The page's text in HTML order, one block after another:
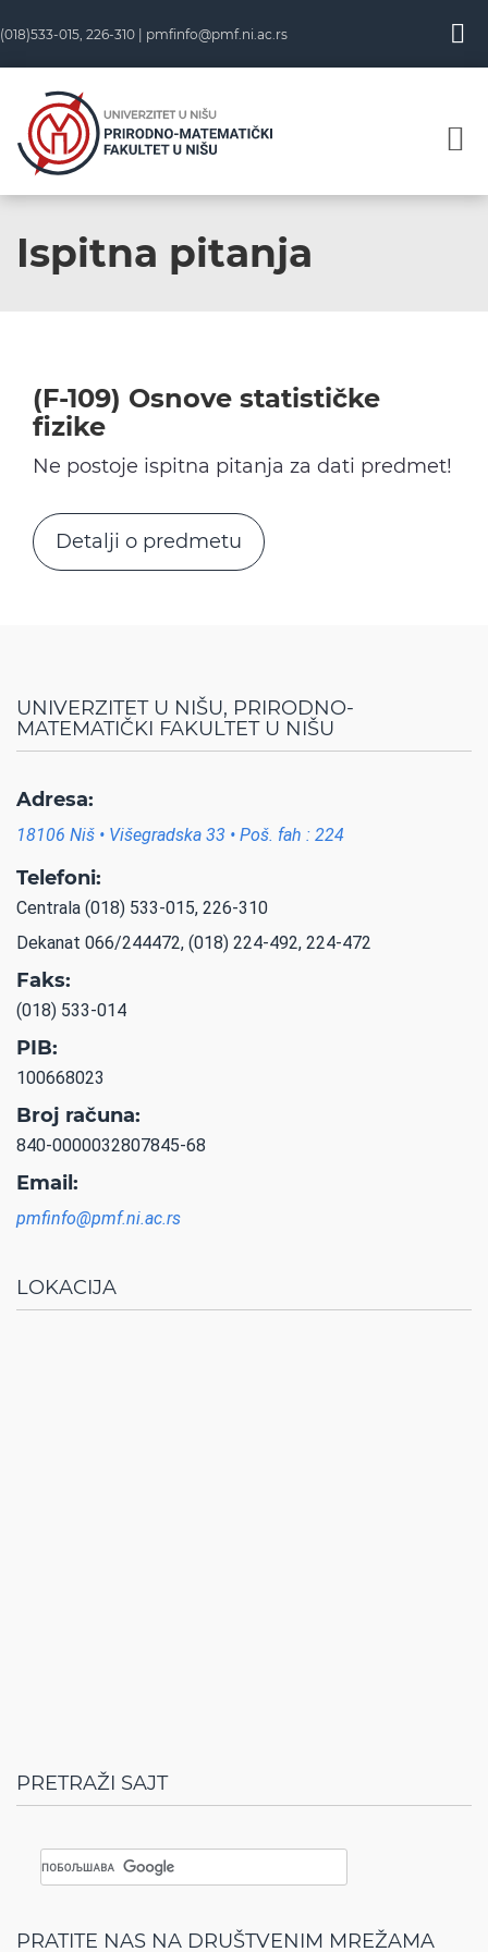
to
content
(018)533-015, 226-310 | pmfinfo@pmf.ni.ac.rs
Ispitna pitanja
(F-109) Osnove statističke
fizike
Ne postoje ispitna pitanja za dati predmet!
Detalji o predmetu
UNIVERZITET U NIŠU, PRIRODNO-
MATEMATIČKI FAKULTET U NIŠU
Adresa:
18106 Niš • Višegradska 33 • Poš. fah : 224
Telefoni:
Centrala (018) 533-015, 226-310
Dekanat 066/244472, (018) 224-492, 224-472
Faks:
(018) 533-014
PIB:
100668023
Broj računa:
840-0000032807845-68
Email:
pmfinfo@pmf.ni.ac.rs
LOKACIJA
PRETRAŽI SAJT
PRATITE NAS NA DRUŠTVENIM MREŽAMA